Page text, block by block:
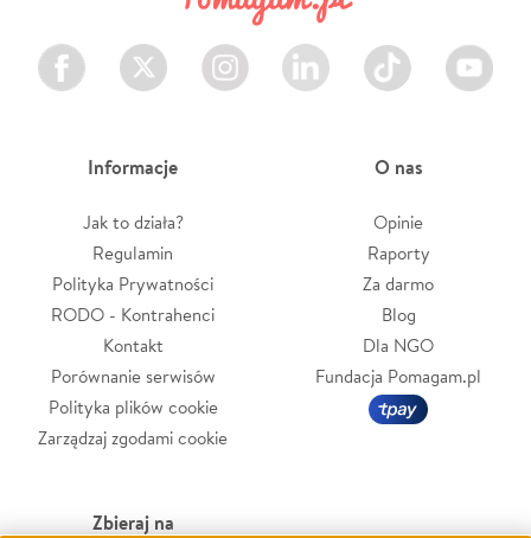
Facebook Twitter Instagram LinkedIn TikTok Youtube
Informacje
Jak to działa?
Regulamin
Polityka Prywatności
RODO - Kontrahenci
Kontakt
Porównanie serwisów
Polityka plików cookie
Zarządzaj zgodami cookie
O nas
Opinie
Raporty
Za darmo
Blog
Dla NGO
Fundacja Pomagam.pl
Zbieraj na